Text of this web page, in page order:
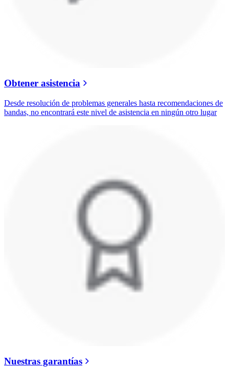
Obtener asistencia
Desde resolución de problemas generales hasta recomendaciones de
bandas, no encontrará este nivel de asistencia en ningún otro lugar
Nuestras garantías